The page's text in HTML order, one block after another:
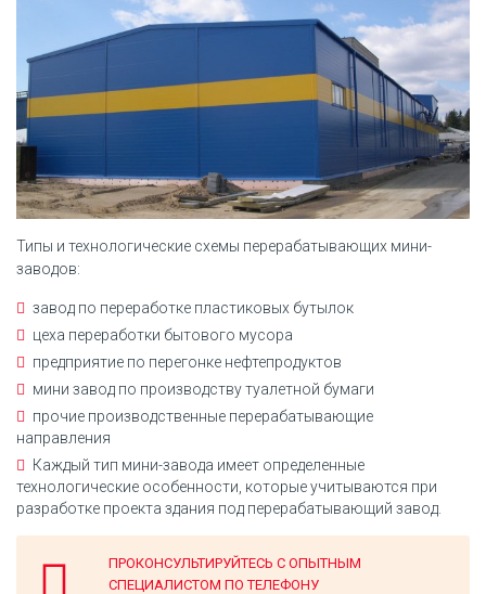
Типы и технологические схемы перерабатывающих мини-
заводов:
завод по переработке пластиковых бутылок
цеха переработки бытового мусора
предприятие по перегонке нефтепродуктов
мини завод по производству туалетной бумаги
прочие производственные перерабатывающие
направления
Каждый тип мини-завода имеет определенные
технологические особенности, которые учитываются при
разработке проекта здания под перерабатывающий завод.
ПРОКОНСУЛЬТИРУЙТЕСЬ С ОПЫТНЫМ
СПЕЦИАЛИСТОМ ПО ТЕЛЕФОНУ